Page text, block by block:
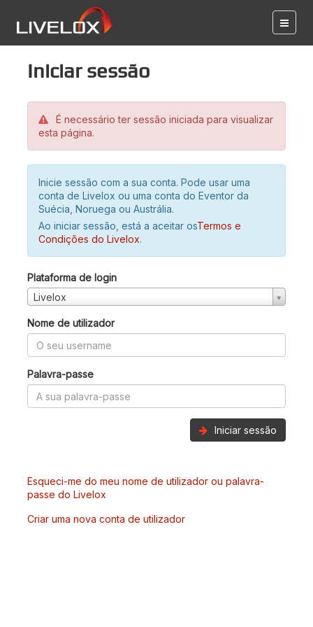
Iniciar sessão
É necessário ter sessão iniciada para visualizar
esta página.
Inicie sessão com a sua conta. Pode usar uma
conta de Livelox ou uma conta do Eventor da
Suécia, Noruega ou Austrália.
Ao iniciar sessão, está a aceitar osTermos e
Condições do Livelox.
Plataforma de login
Livelox
Nome de utilizador
Palavra-passe
Iniciar sessão
Esqueci-me do meu nome de utilizador ou palavra-
passe do Livelox
Criar uma nova conta de utilizador